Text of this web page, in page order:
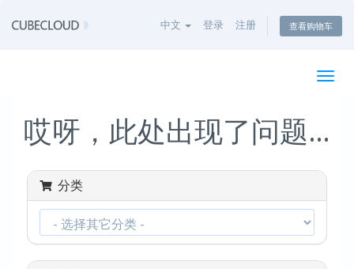
中文 登录 注册 查看购物车
切
哎呀，此处出现了问题…
分类